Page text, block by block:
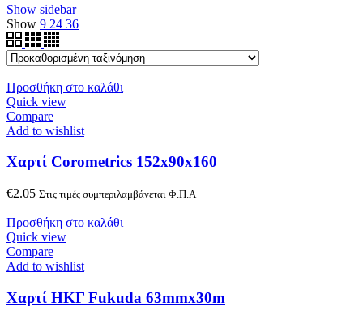
Show sidebar
Show 9 24 36
Προσθήκη στο καλάθι
Quick view
Compare
Add to wishlist
Χαρτί Corometrics 152x90x160
€2.05 Στις τιμές συμπεριλαμβάνεται Φ.Π.Α
Προσθήκη στο καλάθι
Quick view
Compare
Add to wishlist
Χαρτί ΗΚΓ Fukuda 63mmx30m